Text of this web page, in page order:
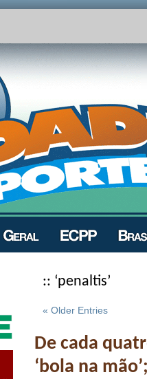
:: ‘penaltis’
« Older Entries
De cada
‘bola na